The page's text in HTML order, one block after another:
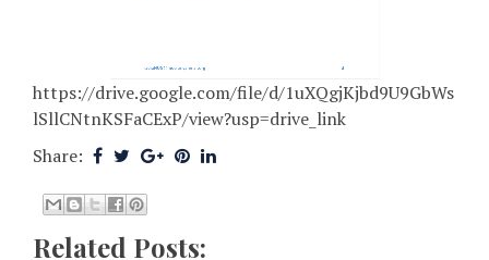
https://drive.google.com/file/d/1uXQgjKjbd9U9GbWs
lSllCNtnKSFaCExP/view?usp=drive_link
Share:
Related Posts: